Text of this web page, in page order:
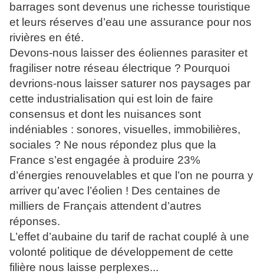
barrages sont devenus une richesse touristique
et leurs réserves d’eau une assurance pour nos
rivières en été.
Devons-nous laisser des éoliennes parasiter et
fragiliser notre réseau électrique ? Pourquoi
devrions-nous laisser saturer nos paysages par
cette industrialisation qui est loin de faire
consensus et dont les nuisances sont
indéniables : sonores, visuelles, immobilières,
sociales ? Ne nous répondez plus que la
France s’est engagée à produire 23%
d’énergies renouvelables et que l’on ne pourra y
arriver qu’avec l’éolien ! Des centaines de
milliers de Français attendent d’autres
réponses.
L’effet d’aubaine du tarif de rachat couplé à une
volonté politique de développement de cette
filière nous laisse perplexes...